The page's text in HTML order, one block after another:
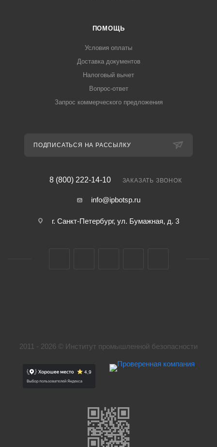
ПОМОЩЬ
Условия оплаты
Доставка документов
Налоговый вычет
Вопрос-ответ
Запрос коммерческого предложения
ПОДПИСАТЬСЯ НА РАССЫЛКУ
8 (800) 222-14-10 ЗАКАЗАТЬ ЗВОНОК
info@ipbotsp.ru
г. Санкт-Петербург, ул. Бумажная, д. 3
2011 - 2026 © Институт промышленной безопасности